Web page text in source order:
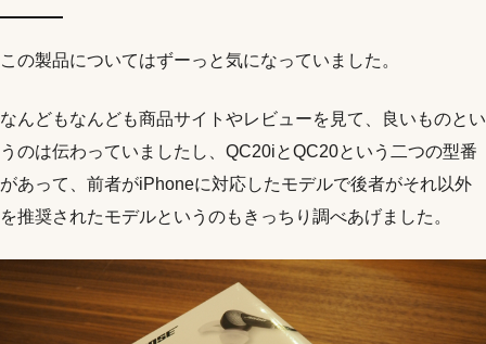
この製品についてはずーっと気になっていました。
なんどもなんども商品サイトやレビューを見て、良いものとい
うのは伝わっていましたし、QC20iとQC20という二つの型番
があって、前者がiPhoneに対応したモデルで後者がそれ以外
を推奨されたモデルというのもきっちり調べあげました。